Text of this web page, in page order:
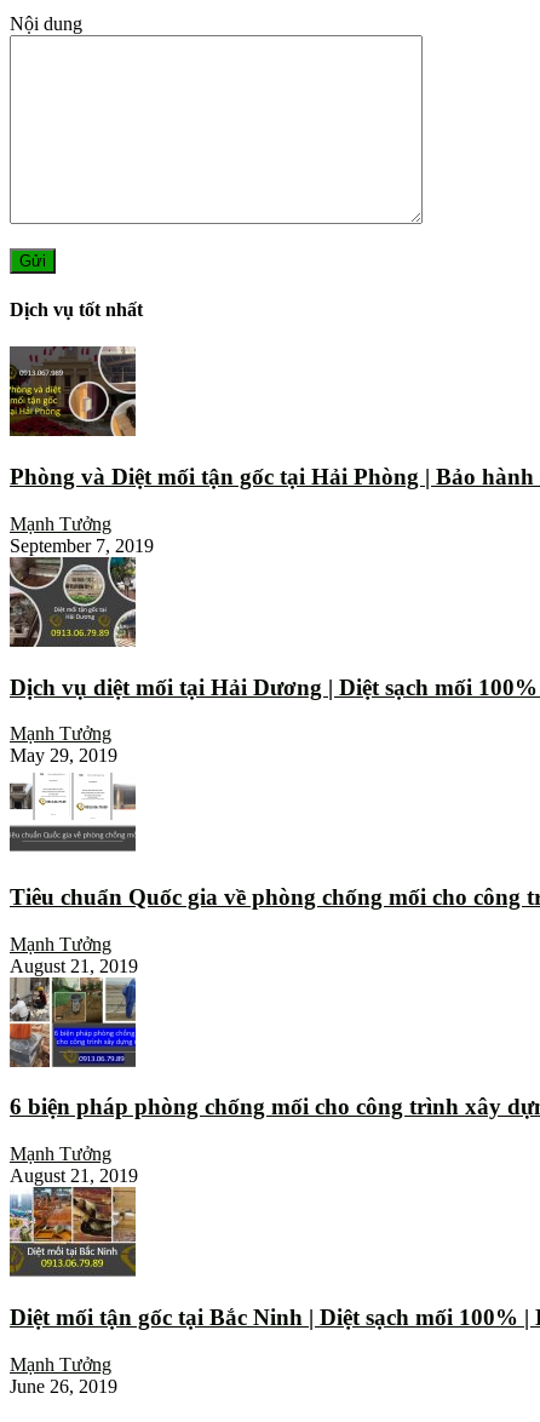
Nội dung
Dịch vụ tốt nhất
Phòng và Diệt mối tận gốc tại Hải Phòng | Bảo
Mạnh Tưởng
September 7, 2019
Dịch vụ diệt mối tại Hải Dương | Diệt sạch mối
Mạnh Tưởng
May 29, 2019
Tiêu chuẩn Quốc gia về phòng chống mối cho công
Mạnh Tưởng
August 21, 2019
6 biện pháp phòng chống mối cho công trình xây
Mạnh Tưởng
August 21, 2019
Diệt mối tận gốc tại Bắc Ninh | Diệt sạch mối 100% |
Mạnh Tưởng
June 26, 2019